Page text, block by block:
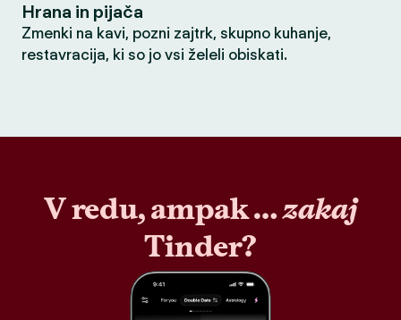
Hrana in pijača
Zmenki na kavi, pozni zajtrk, skupno kuhanje,
restavracija, ki so jo vsi želeli obiskati.
V redu, ampak …zakaj
Tinder?